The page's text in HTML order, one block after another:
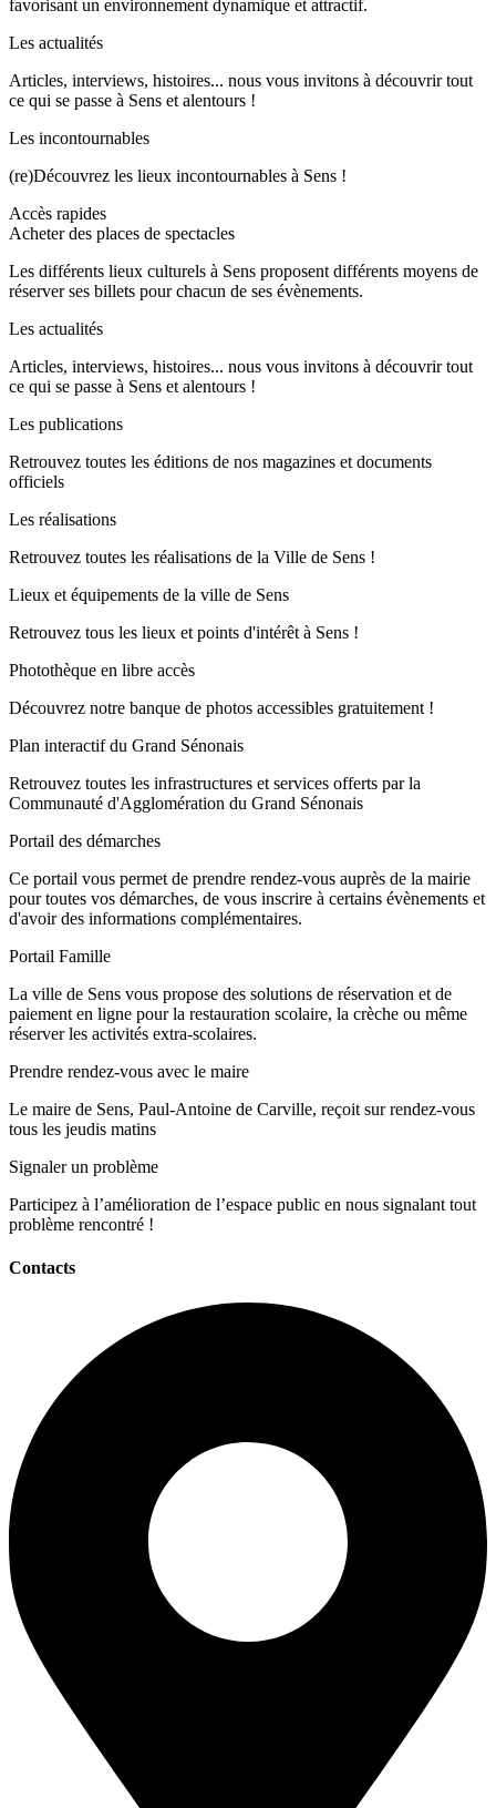
favorisant un environnement dynamique et attractif.
Les actualités
Articles, interviews, histoires... nous vous invitons à découvrir tout
ce qui se passe à Sens et alentours !
Les incontournables
(re)Découvrez les lieux incontournables à Sens !
Accès rapides
Acheter des places de spectacles
Les différents lieux culturels à Sens proposent différents moyens de
réserver ses billets pour chacun de ses évènements.
Les actualités
Articles, interviews, histoires... nous vous invitons à découvrir tout
ce qui se passe à Sens et alentours !
Les publications
Retrouvez toutes les éditions de nos magazines et documents
officiels
Les réalisations
Retrouvez toutes les réalisations de la Ville de Sens !
Lieux et équipements de la ville de Sens
Retrouvez tous les lieux et points d'intérêt à Sens !
Photothèque en libre accès
Découvrez notre banque de photos accessibles gratuitement !
Plan interactif du Grand Sénonais
Retrouvez toutes les infrastructures et services offerts par la
Communauté d'Agglomération du Grand Sénonais
Portail des démarches
Ce portail vous permet de prendre rendez-vous auprès de la mairie
pour toutes vos démarches, de vous inscrire à certains évènements et
d'avoir des informations complémentaires.
Portail Famille
La ville de Sens vous propose des solutions de réservation et de
paiement en ligne pour la restauration scolaire, la crèche ou même
réserver les activités extra-scolaires.
Prendre rendez-vous avec le maire
Le maire de Sens, Paul-Antoine de Carville, reçoit sur rendez-vous
tous les jeudis matins
Signaler un problème
Participez à l’amélioration de l’espace public en nous signalant tout
problème rencontré !
Contacts